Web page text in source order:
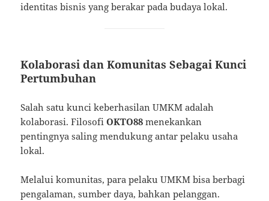
identitas bisnis yang berakar pada budaya lokal.
Kolaborasi dan Komunitas Sebagai Kunci
Pertumbuhan
Salah satu kunci keberhasilan UMKM adalah
kolaborasi. FilosofiOKTO88 menekankan
pentingnya saling mendukung antar pelaku usaha
lokal.
Melalui komunitas, para pelaku UMKM bisa berbagi
pengalaman, sumber daya, bahkan pelanggan.